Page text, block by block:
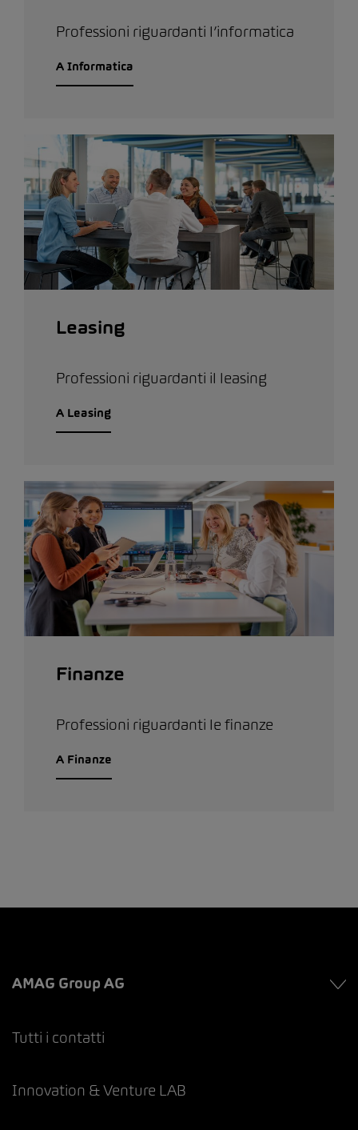
Professioni riguardanti l’informatica
A Informatica
Leasing
Professioni riguardanti il leasing
A Leasing
Finanze
Professioni riguardanti le finanze
A Finanze
AMAG Group AG
Tutti i contatti
Innovation & Venture LAB